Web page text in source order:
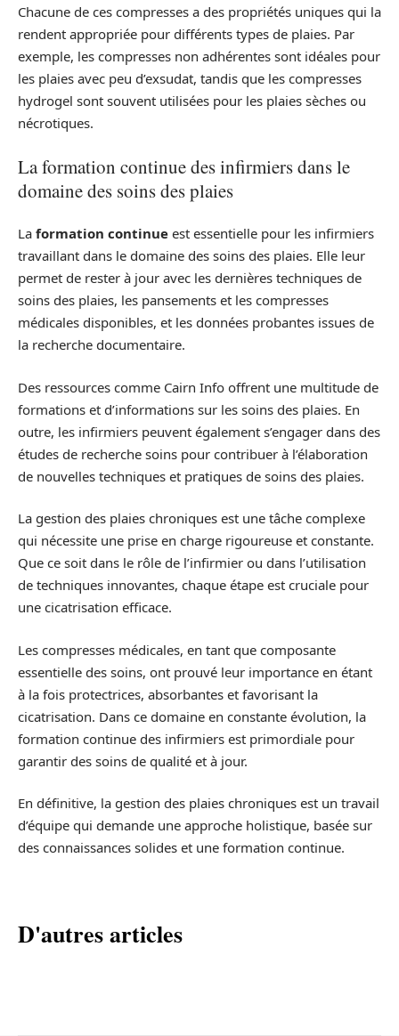
Chacune de ces compresses a des propriétés uniques qui la
rendent appropriée pour différents types de plaies. Par
exemple, les compresses non adhérentes sont idéales pour
les plaies avec peu d’exsudat, tandis que les compresses
hydrogel sont souvent utilisées pour les plaies sèches ou
nécrotiques.
La formation continue des infirmiers dans le
domaine des soins des plaies
La formation continue est essentielle pour les infirmiers
travaillant dans le domaine des soins des plaies. Elle leur
permet de rester à jour avec les dernières techniques de
soins des plaies, les pansements et les compresses
médicales disponibles, et les données probantes issues de
la recherche documentaire.
Des ressources comme Cairn Info offrent une multitude de
formations et d’informations sur les soins des plaies. En
outre, les infirmiers peuvent également s’engager dans des
études de recherche soins pour contribuer à l’élaboration
de nouvelles techniques et pratiques de soins des plaies.
La gestion des plaies chroniques est une tâche complexe
qui nécessite une prise en charge rigoureuse et constante.
Que ce soit dans le rôle de l’infirmier ou dans l’utilisation
de techniques innovantes, chaque étape est cruciale pour
une cicatrisation efficace.
Les compresses médicales, en tant que composante
essentielle des soins, ont prouvé leur importance en étant
à la fois protectrices, absorbantes et favorisant la
cicatrisation. Dans ce domaine en constante évolution, la
formation continue des infirmiers est primordiale pour
garantir des soins de qualité et à jour.
En définitive, la gestion des plaies chroniques est un travail
d’équipe qui demande une approche holistique, basée sur
des connaissances solides et une formation continue.
D'autres articles